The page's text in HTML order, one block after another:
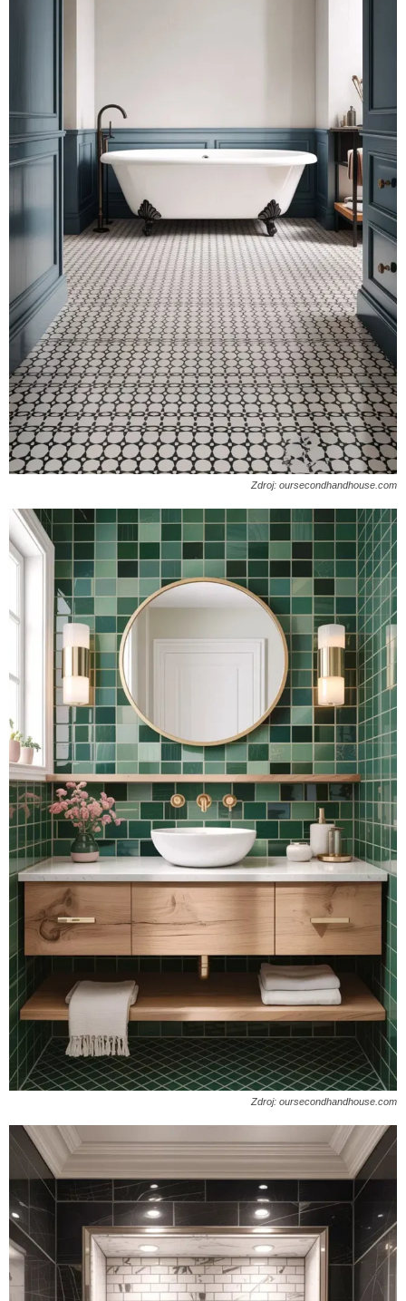
Zdroj: oursecondhandhouse.com
Zdroj: oursecondhandhouse.com